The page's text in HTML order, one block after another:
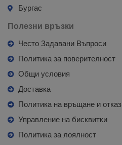
Бургас
Полезни връзки
Често Задавани Въпроси
Политика за поверителност
Общи условия
Доставка
Политика на връщане и отказ
Управление на бисквитки
Политика за лоялност